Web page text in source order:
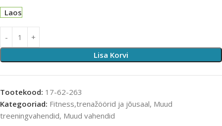
Laos
Lisa Korvi
Tootekood: 17-62-263
Kategooriad: Fitness,trenažöörid ja jõusaal, Muud
treeningvahendid, Muud vahendid